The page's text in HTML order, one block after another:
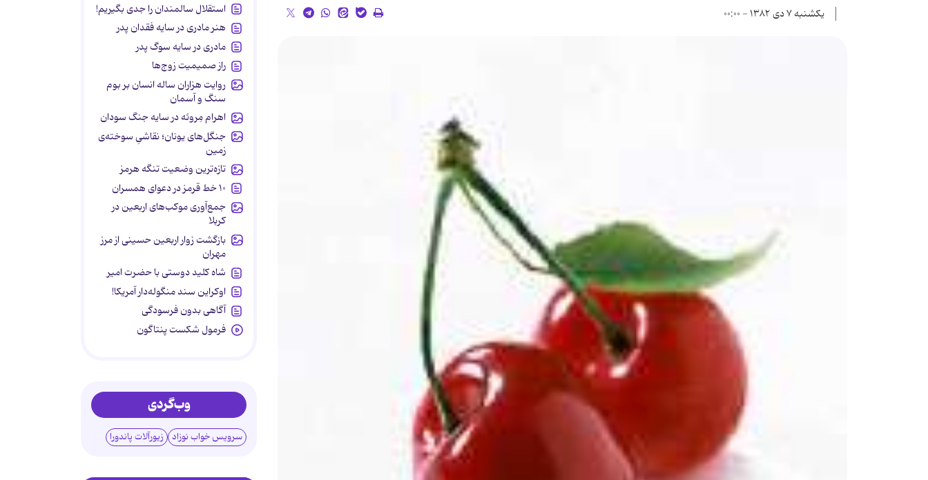
یکشنبه ۷ دی ۱۳۸۲ - ۰۰:۰۰
استقلال سالمندان را جدی بگیریم!
هنر مادری در سایه‌ فقدان پدر
مادری در سایه سوگ پدر
راز صمیمیت زوج‌ها
روایت هزاران ساله انسان بر بوم
سنگ و آسمان
اهرام مِروئه در سایه جنگ سودان
جنگل‌های یونان؛ نقاشیِ سوخته‌ی
زمین
تازه‌ترین وضعیت تنگه هرمز
۱۰ خط قرمز در دعوای همسران
جمع‌آوری موکب‌های اربعین در
کربلا
بازگشت زوار اربعین حسینی از مرز
مهران
شاه کلید دوستی با حضرت امیر
اوکراین سند منگوله‌دار آمریکا!
آگاهی بدون فرسودگی
فرمول شکست پنتاگون
وب‌گردی
سرویس خواب نوزاد زیورآلات پاندورا